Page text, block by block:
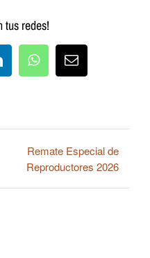
tus redes!
WhatsAppCorreo
electrónico
Remate Especial de
Reproductores 2026